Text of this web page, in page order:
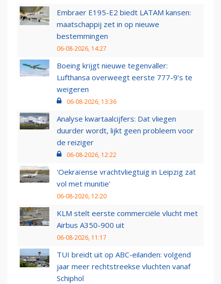
Embraer E195-E2 biedt LATAM kansen:
maatschappij zet in op nieuwe
bestemmingen
06-08-2026, 14:27
Boeing krijgt nieuwe tegenvaller:
Lufthansa overweegt eerste 777-9’s te
weigeren
06-08-2026, 13:36
Analyse kwartaalcijfers: Dat vliegen
duurder wordt, lijkt geen probleem voor
de reiziger
06-08-2026, 12:22
'Oekraïense vrachtvliegtuig in Leipzig zat
vol met munitie'
06-08-2026, 12:20
KLM stelt eerste commerciële vlucht met
Airbus A350-900 uit
06-08-2026, 11:17
TUI breidt uit op ABC-eilanden: volgend
jaar meer rechtstreekse vluchten vanaf
Schiphol